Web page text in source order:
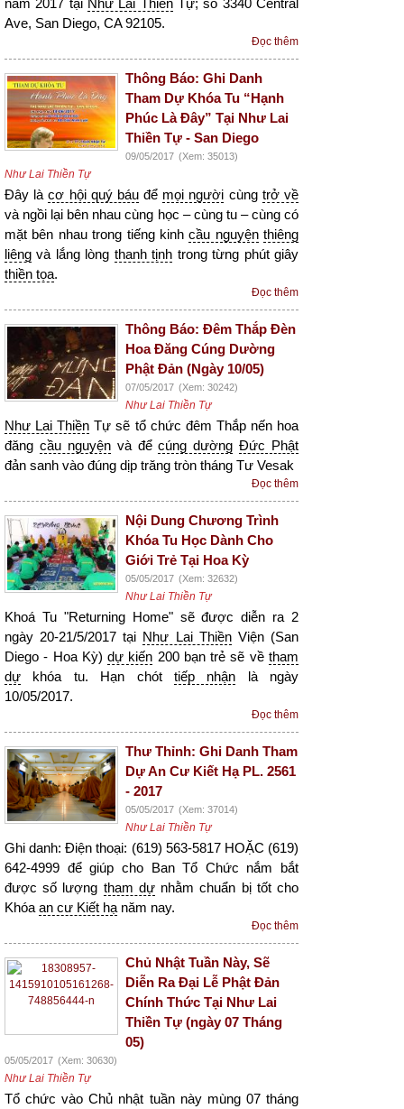
năm 2017 tại Như Lai ThiềnTự; số 3340 Central
Ave, San Diego, CA 92105.
Đọc thêm
Thông Báo: Ghi Danh
Tham Dự Khóa Tu “Hạnh
Phúc Là Đây” Tại Như Lai
Thiền Tự - San Diego
09/05/2017 (Xem: 35013)
Như Lai Thiền Tự
Đây làcơ hội quý báuđể mọi người cùng trở về
và ngồi lại bên nhau cùng học – cùng tu – cùng có
mặt bên nhau trong tiếng kinhcầu nguyện thiêng
liêng và lắng lòng thanh tịnh trong từng phút giây
thiền tọa.
Đọc thêm
Thông Báo: Đêm Thắp Đèn
Hoa Đăng Cúng Dường
Phật Đản (Ngày 10/05)
07/05/2017 (Xem: 30242)
Như Lai Thiền Tự
Như Lai Thiền Tự sẽ tổ chức đêm Thắp nến hoa
đăng cầu nguyệnvà đểcúng dường Đức Phật
đản sanh vào đúng dịp trăng tròn tháng Tư Vesak
Đọc thêm
Nội Dung Chương Trình
Khóa Tu Học Dành Cho
Giới Trẻ Tại Hoa Kỳ
05/05/2017 (Xem: 32632)
Như Lai Thiền Tự
Khoá Tu "Returning Home" sẽ được diễn ra 2
ngày 20-21/5/2017 tại Như Lai ThiềnViện (San
Diego - Hoa Kỳ)dự kiến 200 bạn trẻ sẽ vềtham
dự khóa tu. Hạn chót tiếp nhận là ngày
10/05/2017.
Đọc thêm
Thư Thỉnh: Ghi Danh Tham
Dự An Cư Kiết Hạ PL. 2561
- 2017
05/05/2017 (Xem: 37014)
Như Lai Thiền Tự
Ghi danh: Điện thoại: (619) 563-5817 HOẶC (619)
642-4999 để giúp cho Ban Tổ Chức nắm bắt
được số lượng tham dựnhằm chuẩn bị tốt cho
Khóaan cư Kiết hạnăm nay.
Đọc thêm
Chủ Nhật Tuần Này, Sẽ
Diễn Ra Đại Lễ Phật Đản
Chính Thức Tại Như Lai
Thiền Tự (ngày 07 Tháng
05)
05/05/2017 (Xem: 30630)
Như Lai Thiền Tự
Tổ chức vào Chủ nhật tuần này mùng 07 tháng